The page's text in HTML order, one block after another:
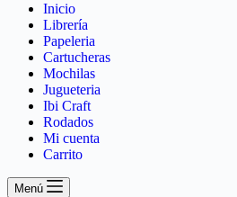
Inicio
Librería
Papeleria
Cartucheras
Mochilas
Jugueteria
Ibi Craft
Rodados
Mi cuenta
Carrito
Menú